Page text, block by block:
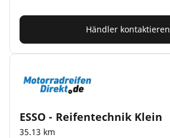
Händler kontaktieren
ESSO - Reifentechnik Klein
35.13 km